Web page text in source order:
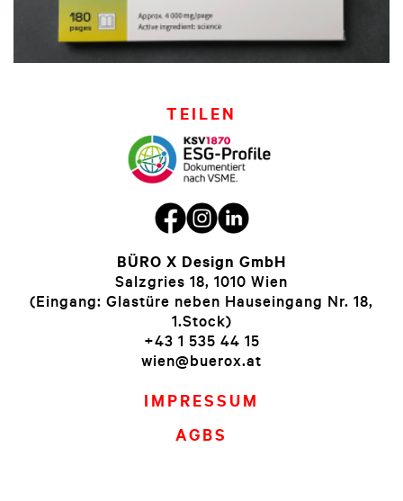
TEILEN
BÜRO X Design GmbH
Salzgries 18, 1010 Wien
(Eingang: Glastüre neben Hauseingang Nr. 18,
1.Stock)
+43 1 535 44 15
wien@buerox.at
IMPRESSUM
AGBS